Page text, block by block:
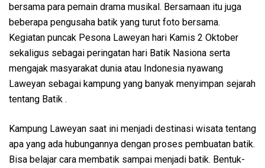
bersama para pemain drama musikal. Bersamaan itu juga
beberapa pengusaha batik yang turut foto bersama.
Kegiatan puncak Pesona Laweyan hari Kamis 2 Oktober
sekaligus sebagai peringatan hari Batik Nasiona serta
mengajak masyarakat dunia atau Indonesia nyawang
Laweyan sebagai kampung yang banyak menyimpan sejarah
tentang Batik .
Kampung Laweyan saat ini menjadi destinasi wisata tentang
apa yang ada hubungannya dengan proses pembuatan batik.
Bisa belajar cara membatik sampai menjadi batik. Bentuk-